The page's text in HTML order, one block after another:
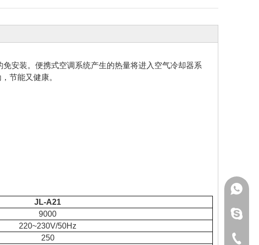
安装。便携式空调系统产生的热量将进入空气冷却器系
节能又健康。
JL-A21
9000
220~230V/50Hz
250
+86-
+86-